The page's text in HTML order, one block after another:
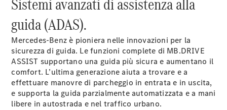
Sedi e orari
d'apertura
Interlocutore
La nostra
ditta
Lavori &
carriera
guida (ADAS).
Mercedes-Benz è pioniera nelle innovazioni per la
sicurezza di guida. Le funzioni complete di MB.DRIVE
ASSIST supportano una guida più sicura e aumentano il
comfort. L’ultima generazione aiuta a trovare e a
effettuare manovre di parcheggio in entrata e in uscita,
e supporta la guida parzialmente automatizzata e a mani
libere in autostrada e nel traffico urbano.